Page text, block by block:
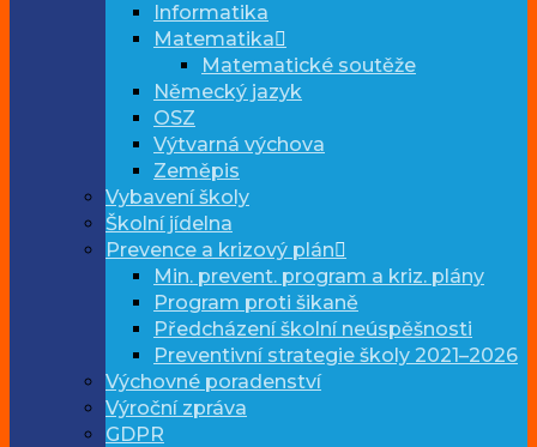
Informatika
Matematika
Matematické soutěže
Německý jazyk
OSZ
Výtvarná výchova
Zeměpis
Vybavení školy
Školní jídelna
Prevence a krizový plán
Min. prevent. program a kriz. plány
Program proti šikaně
Předcházení školní neúspěšnosti
Preventivní strategie školy 2021–2026
Výchovné poradenství
Výroční zpráva
GDPR